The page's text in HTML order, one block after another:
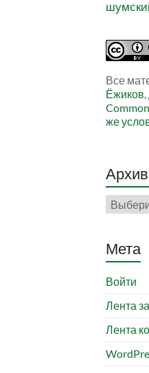
Все
Ёжиков
же
Архивы
Мета
Войти
Лента
Лента